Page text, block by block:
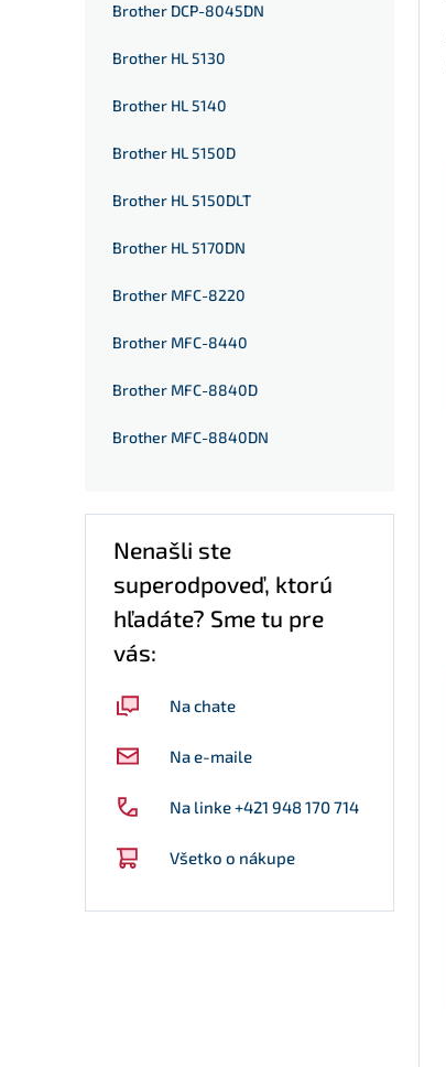
Brother DCP-8045DN
Brother HL 5130
Brother HL 5140
Brother HL 5150D
Brother HL 5150DLT
Brother HL 5170DN
Brother MFC-8220
Brother MFC-8440
Brother MFC-8840D
Brother MFC-8840DN
Nenašli ste
superodpoveď, ktorú
hľadáte? Sme tu pre
vás:
Na chate
Na e-maile
Na linke +421 948 170 714
Všetko o nákupe